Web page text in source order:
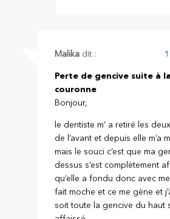
Malika dit :
Perte de gencive suite à
couronne
Bonjour,
le dentiste m’ a retiré les
de l’avant et depuis elle m’a
mais le souci c’est que ma
dessus s’est complètement
qu’elle a fondu donc avec
fait moche et ce me gène et
soit toute la gencive du haut